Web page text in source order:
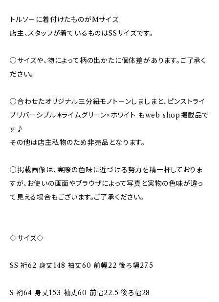
トルソーに着付けたものがMサイズ
店主、スタッフが着ているものはSSサイズです。
○サイズや、物によって柄の出かたに個体差があります。ご了承く
ださい。
○合わせたオリジナル三分紐モノトーンしましまと、ピンストライ
プリバーシブル＊ライムグリーン×ホワイト もweb shop掲載品で
す♪
その他は店主私物のため非売品となります。
○掲載画像は、実際の色味に近づける努力を精一杯しておりま
すが、お使いの画面やブラウザによって写真と実物の色味が違っ
て見える場合もございます。ご了承ください。
◇サイズ◇
SS 裄62 身丈148 袖丈60 前幅22 後ろ幅27.5
S 裄64 身丈153 袖丈60 前幅22.5 後ろ幅28